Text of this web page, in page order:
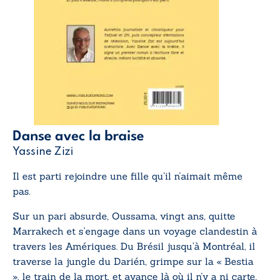
Danse avec la braise
Yassine Zizi
Il est parti rejoindre une fille qu’il n’aimait même
pas.
Sur un pari absurde, Oussama, vingt ans, quitte
Marrakech et s’engage dans un voyage clandestin à
travers les Amériques. Du Brésil jusqu’à Montréal, il
traverse la jungle du Darién, grimpe sur la « Bestia
», le train de la mort, et avance là où il n’y a ni carte,